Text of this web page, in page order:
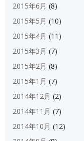
2015年6月 (8)
2015年5月 (10)
2015年4月 (11)
2015年3月 (7)
2015年2月 (8)
2015年1月 (7)
2014年12月 (2)
2014年11月 (7)
2014年10月 (12)